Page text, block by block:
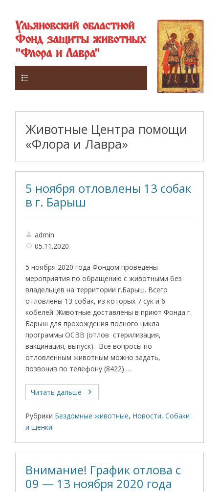
Ульяновский областной
Фонд защиты животных
"Флора и Лавра"
Животные Центра помощи
«Флора и Лавра»
5 ноября отловлены 13 собак
в г. Барыш
admin
05.11.2020
5 ноября 2020 года Фондом проведены
мероприятия по обращению с животными без
владельцев на территории г.Барыш. Всего
отловлены 13 собак, из которых 7 сук и 6
кобелей. Животные доставлены в приют Фонда г.
Барыш для прохождения полного цикла
программы ОСВВ (отлов стерилизация,
вакцинация, выпуск). Все вопросы по
отловленным животным можно задать,
позвонив по телефону (8422) …
Читать дальше
Рубрики Бездомные животные, Новости,Собаки
и щенки
Внимание! График отлова с
09 — 13 ноября 2020 года